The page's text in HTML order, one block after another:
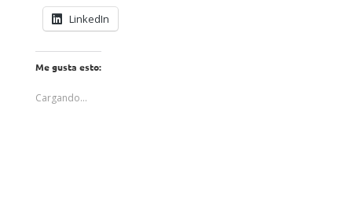
LinkedIn
Me gusta esto:
Cargando...